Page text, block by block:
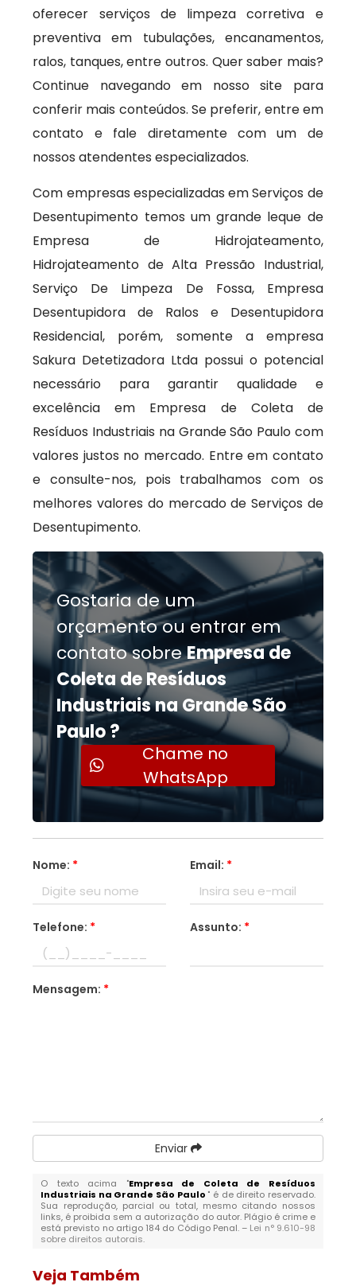
oferecer serviços de limpeza corretiva e
preventiva em tubulações, encanamentos,
ralos, tanques, entre outros. Quer saber mais?
Continue navegando em nosso site para
conferir mais conteúdos. Se preferir, entre em
contato e fale diretamente com um de
nossos atendentes especializados.
Com empresas especializadas em Serviços de
Desentupimento temos um grande leque de
Empresa de Hidrojateamento,
Hidrojateamento de Alta Pressão Industrial,
Serviço De Limpeza De Fossa, Empresa
Desentupidora de Ralos e Desentupidora
Residencial, porém, somente a empresa
Sakura Detetizadora Ltda possui o potencial
necessário para garantir qualidade e
excelência em Empresa de Coleta de
Resíduos Industriais na Grande São Paulo com
valores justos no mercado. Entre em contato
e consulte-nos, pois trabalhamos com os
melhores valores do mercado de Serviços de
Desentupimento.
Gostaria de um
orçamento ou entrar em
contato sobreEmpresa de
Coleta de Resíduos
Industriais na Grande São
Paulo ?
Chame no
WhatsApp
Nome: * Email: *
Telefone: * Assunto: *
Mensagem: *
Enviar
O texto acima "Empresa de Coleta de Resíduos
Industriais na Grande São Paulo " é de direito reservado.
Sua reprodução, parcial ou total, mesmo citando nossos
links, é proibida sem a autorização do autor. Plágio é crime e
está previsto no artigo 184 do Código Penal. – Lei n° 9.610-98
sobre direitos autorais.
Veja Também